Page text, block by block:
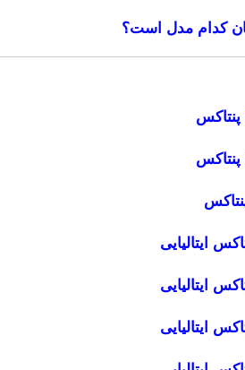
کدام مدل است؟